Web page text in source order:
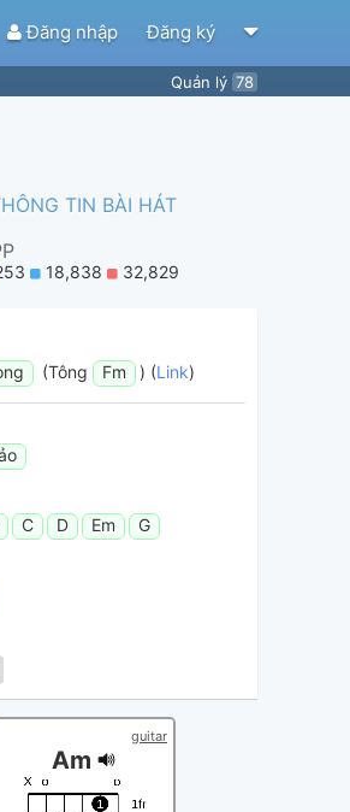
Đăng nhập Đăng ký
Quản lý 78
TIN BÀI HÁT
18,838 32,829
(Tông Fm ) (Link)
C D Em G
guitar
Am